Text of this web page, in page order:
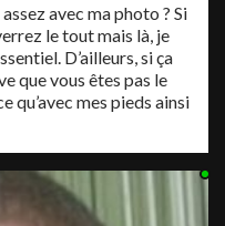
avec ma photo ? Si
le tout mais là, je
D’ailleurs, si ça
que vous êtes pas le
qu’avec mes pieds ainsi